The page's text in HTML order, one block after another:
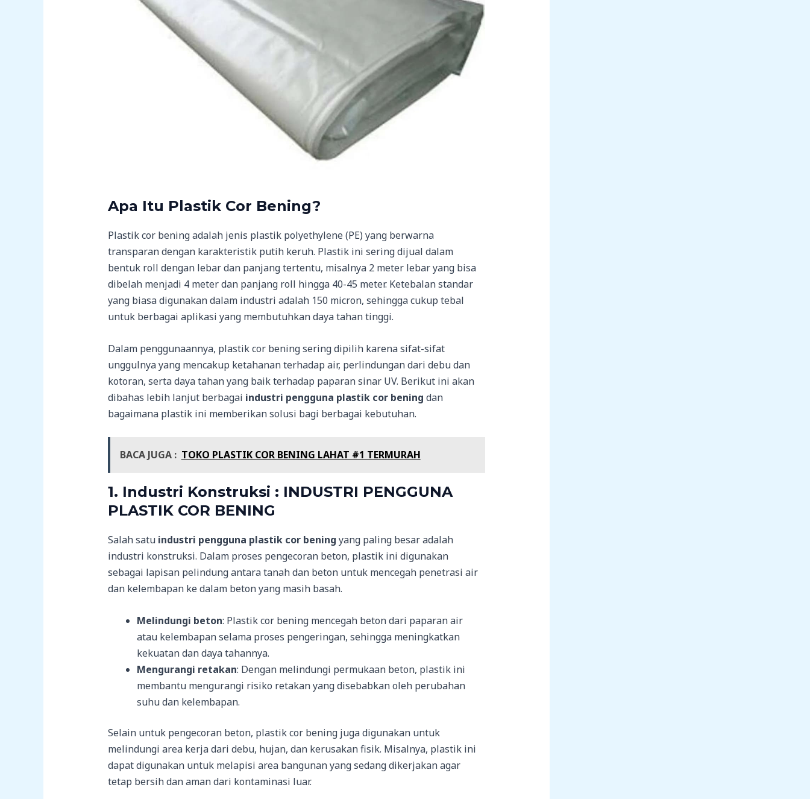
Apa Itu Plastik Cor Bening?
Plastik cor bening adalah jenis plastik polyethylene (PE) yang berwarna
transparan dengan karakteristik putih keruh. Plastik ini sering dijual dalam
bentuk roll dengan lebar dan panjang tertentu, misalnya 2 meter lebar yang bisa
dibelah menjadi 4 meter dan panjang roll hingga 40-45 meter. Ketebalan standar
yang biasa digunakan dalam industri adalah 150 micron, sehingga cukup tebal
untuk berbagai aplikasi yang membutuhkan daya tahan tinggi.
Dalam penggunaannya, plastik cor bening sering dipilih karena sifat-sifat
unggulnya yang mencakup ketahanan terhadap air, perlindungan dari debu dan
kotoran, serta daya tahan yang baik terhadap paparan sinar UV. Berikut ini akan
dibahas lebih lanjut berbagai industri pengguna plastik cor bening dan
bagaimana plastik ini memberikan solusi bagi berbagai kebutuhan.
BACA JUGA : TOKO PLASTIK COR BENING LAHAT #1 TERMURAH
1. Industri Konstruksi : INDUSTRI PENGGUNA
PLASTIK COR BENING
Salah satu industri pengguna plastik cor bening yang paling besar adalah
industri konstruksi. Dalam proses pengecoran beton, plastik ini digunakan
sebagai lapisan pelindung antara tanah dan beton untuk mencegah penetrasi air
dan kelembapan ke dalam beton yang masih basah.
Melindungi beton: Plastik cor bening mencegah beton dari paparan air
atau kelembapan selama proses pengeringan, sehingga meningkatkan
kekuatan dan daya tahannya.
Mengurangi retakan: Dengan melindungi permukaan beton, plastik ini
membantu mengurangi risiko retakan yang disebabkan oleh perubahan
suhu dan kelembapan.
Selain untuk pengecoran beton, plastik cor bening juga digunakan untuk
melindungi area kerja dari debu, hujan, dan kerusakan fisik. Misalnya, plastik ini
dapat digunakan untuk melapisi area bangunan yang sedang dikerjakan agar
tetap bersih dan aman dari kontaminasi luar.